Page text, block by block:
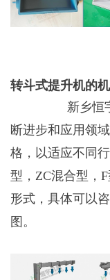
转斗式提升机的
新乡恒宇
断进步和应用领
格，以适应不同
型，ZC混合型，
形式，具体可以
图。